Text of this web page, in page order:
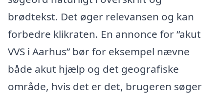
brødtekst. Det øger relevansen og kan
forbedre klikraten. En annonce for “akut
VVS i Aarhus” bør for eksempel nævne
både akut hjælp og det geografiske
område, hvis det er det, brugeren søger